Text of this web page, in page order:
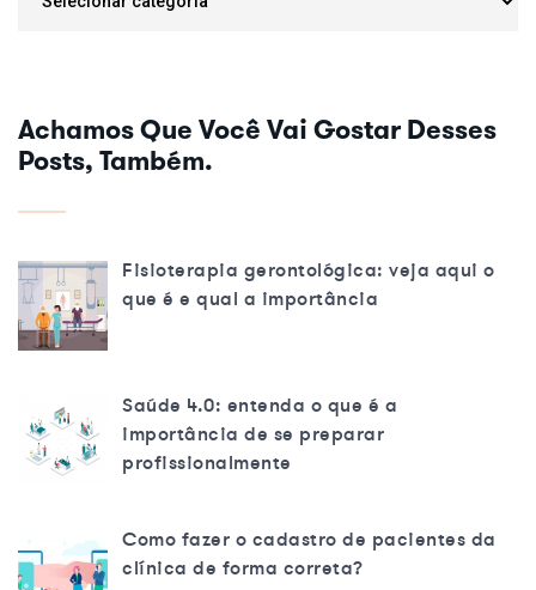
Achamos Que Você Vai Gostar Desses
Posts, Também.
Fisioterapia gerontológica: veja aqui o
que é e qual a importância
Saúde 4.0: entenda o que é a
importância de se preparar
profissionalmente
Como fazer o cadastro de pacientes da
clínica de forma correta?